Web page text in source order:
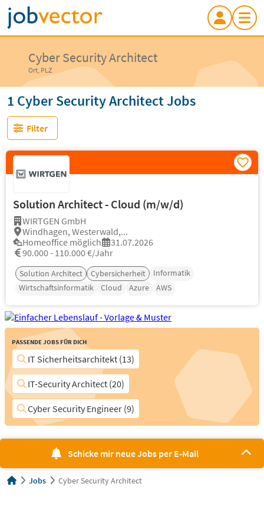
Cyber Security Architect
Ort, PLZ
1 Cyber Security Architect Jobs
Filter
Solution Architect - Cloud (m/w/d)
WIRTGEN GmbH
Windhagen, Westerwald,...
Homeoffice möglich
31.07.2026
90.000 - 110.000 €/Jahr
Solution Architect Cybersicherheit
Informatik
Wirtschaftsinformatik
Cloud Azure AWS
Passende Jobs für Dich
IT Sicherheitsarchitekt (13)
IT-Security Architect (20)
Cyber Security Engineer (9)
Schicke mir neue Jobs per E-Mail
Jobs Cyber Security Architect